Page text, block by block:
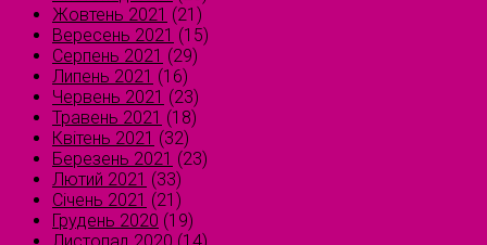
Жовтень 2021 (21)
Вересень 2021 (15)
Серпень 2021 (29)
Липень 2021 (16)
Червень 2021 (23)
Травень 2021 (18)
Квітень 2021 (32)
Березень 2021 (23)
Лютий 2021 (33)
Січень 2021 (21)
Грудень 2020 (19)
Листопад 2020 (14)